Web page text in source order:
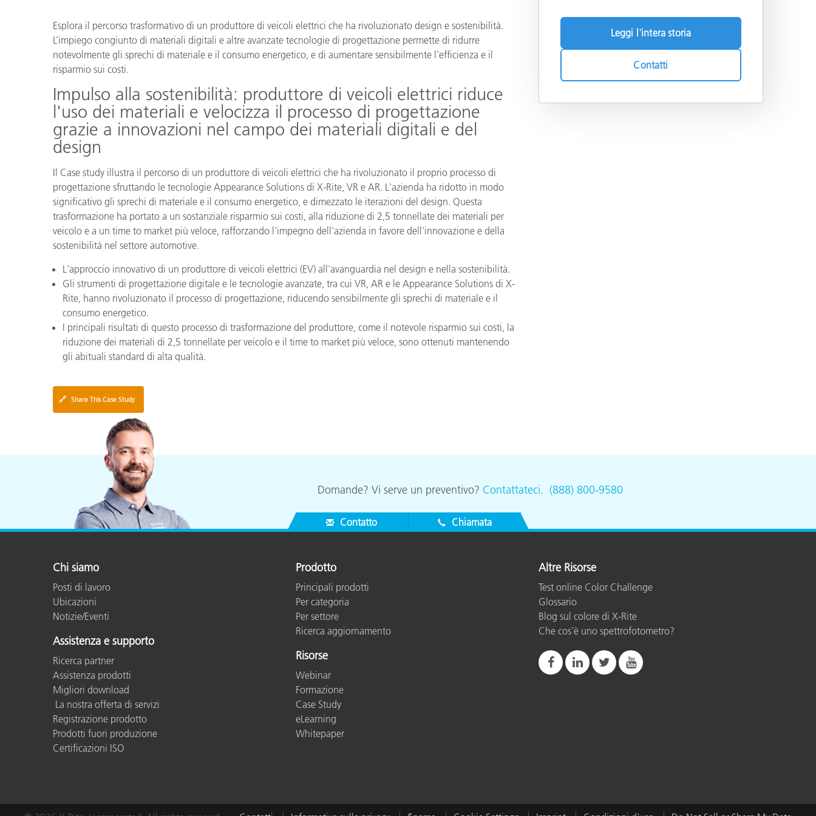
Carta
Materiali per l’edilizia
Esplora il percorso trasformativo di un produttore di veicoli elettrici che ha rivoluzionato design e sostenibilità.
L’impiego congiunto di materiali digitali e altre avanzate tecnologie di progettazione permette di ridurre
notevolmente gli sprechi di materiale e il consumo energetico, e di aumentare sensibilmente l’efficienza e il
risparmio sui costi.
Impulso alla sostenibilità: produttore di veicoli elettrici riduce
l'uso dei materiali e velocizza il processo di progettazione
grazie a innovazioni nel campo dei materiali digitali e del
design
Il Case study illustra il percorso di un produttore di veicoli elettrici che ha rivoluzionato il proprio processo di
progettazione sfruttando le tecnologie Appearance Solutions di X-Rite, VR e AR. L'azienda ha ridotto in modo
significativo gli sprechi di materiale e il consumo energetico, e dimezzato le iterazioni del design. Questa
trasformazione ha portato a un sostanziale risparmio sui costi, alla riduzione di 2,5 tonnellate dei materiali per
veicolo e a un time to market più veloce, rafforzando l'impegno dell'azienda in favore dell'innovazione e della
sostenibilità nel settore automotive.
L'approccio innovativo di un produttore di veicoli elettrici (EV) all'avanguardia nel design e nella sostenibilità.
Gli strumenti di progettazione digitale e le tecnologie avanzate, tra cui VR, AR e le Appearance Solutions di X-
Rite, hanno rivoluzionato il processo di progettazione, riducendo sensibilmente gli sprechi di materiale e il
consumo energetico.
I principali risultati di questo processo di trasformazione del produttore, come il notevole risparmio sui costi, la
riduzione dei materiali di 2,5 tonnellate per veicolo e il time to market più veloce, sono ottenuti mantenendo
gli abituali standard di alta qualità.
Leggi l'intera storia
Contatti
🔗 Share This Case Study
Domande? Vi serve un preventivo? Contattateci. (888) 800-9580
Contatto Chiamata
Chi siamo
Posti di lavoro
Ubicazioni
Notizie/Eventi
Assistenza e supporto
Ricerca partner
Assistenza prodotti
Migliori download
La nostra offerta di servizi
Registrazione prodotto
Prodotti fuori produzione
Certificazioni ISO
Prodotto
Principali prodotti
Per categoria
Per settore
Ricerca aggiornamento
Risorse
Webinar
Formazione
Case Study
eLearning
Whitepaper
Altre Risorse
Test online Color Challenge
Glossario
Blog sul colore di X-Rite
Che cos’è uno spettrofotometro?